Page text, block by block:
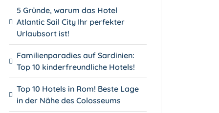
5 Gründe, warum das Hotel
Atlantic Sail City Ihr perfekter
Urlaubsort ist!
Familienparadies auf Sardinien:
Top 10 kinderfreundliche Hotels!
Top 10 Hotels in Rom! Beste Lage
in der Nähe des Colosseums